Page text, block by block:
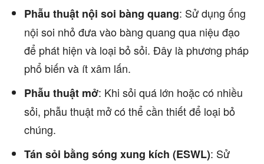
Phẫu thuật nội soi bàng quang: Sử dụng ống
nội soi nhỏ đưa vào bàng quang qua niệu đạo
để phát hiện và loại bỏ sỏi. Đây là phương pháp
phổ biến và ít xâm lấn.
Phẫu thuật mở: Khi sỏi quá lớn hoặc có nhiều
sỏi, phẫu thuật mở có thể cần thiết để loại bỏ
chúng.
Tán sỏi bằng sóng xung kích (ESWL): Sử